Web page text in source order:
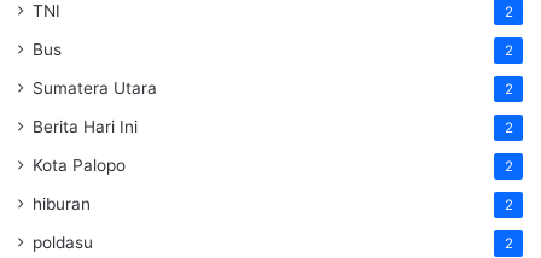
TNI 2
Bus 2
Sumatera Utara 2
Berita Hari Ini 2
Kota Palopo 2
hiburan 2
poldasu 2